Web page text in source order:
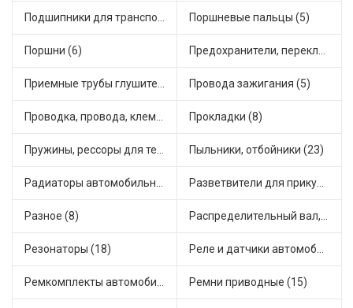
Подшипники для транспорта (21) Поршневые пальцы (5)
Поршни (6) Предохранители, переключатели, кнопки автомобильные (43)
Приемные трубы глушителя (1) Провода зажигания (5)
Проводка, провода, клеммы и разъемы (5) Прокладки (8)
Пружины, рессоры для техники (5) Пыльники, отбойники (23)
Радиаторы автомобильные (7) Разветвители для прикуривателя (2)
Разное (8) Распределительный вал, шестерни распределительного (1)
Резонаторы (18) Реле и датчики автомобильные (79)
Ремкомплекты автомобильные (19) Ремни приводные (15)